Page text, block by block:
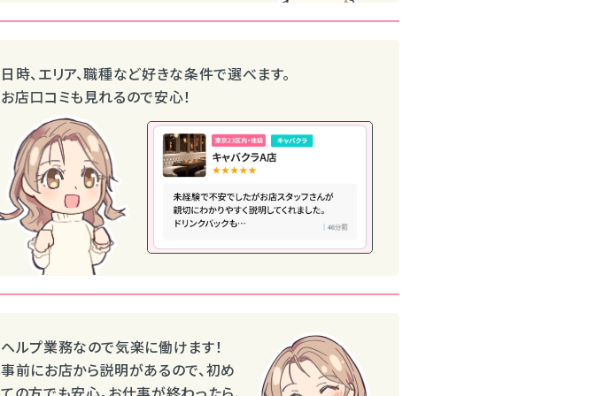
日時、エリア、職種など好きな条件で選べます。
お店口コミも見れるので安心！
ヘルプ業務なので気楽に働けます！
事前にお店から説明があるので、初め